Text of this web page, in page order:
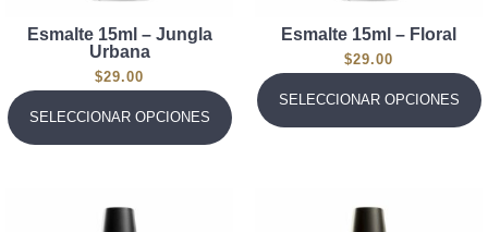
Esmalte 15ml – Jungla
Urbana
$29.00
SELECCIONAR OPCIONES
Esmalte 15ml – Floral
$29.00
SELECCIONAR OPCIONES